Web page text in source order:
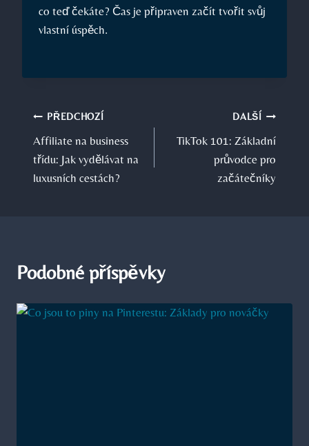
co teď ​čekáte? Čas je připraven začít ​tvořit ‍svůj
vlastní úspěch.
Navigace
pro
příspěvek
PŘEDCHOZÍ
Affiliate na business
třídu: Jak vydělávat na
luxusních cestách?
DALŠÍ
TikTok 101: Základní
průvodce pro
začátečníky
Podobné příspěvky